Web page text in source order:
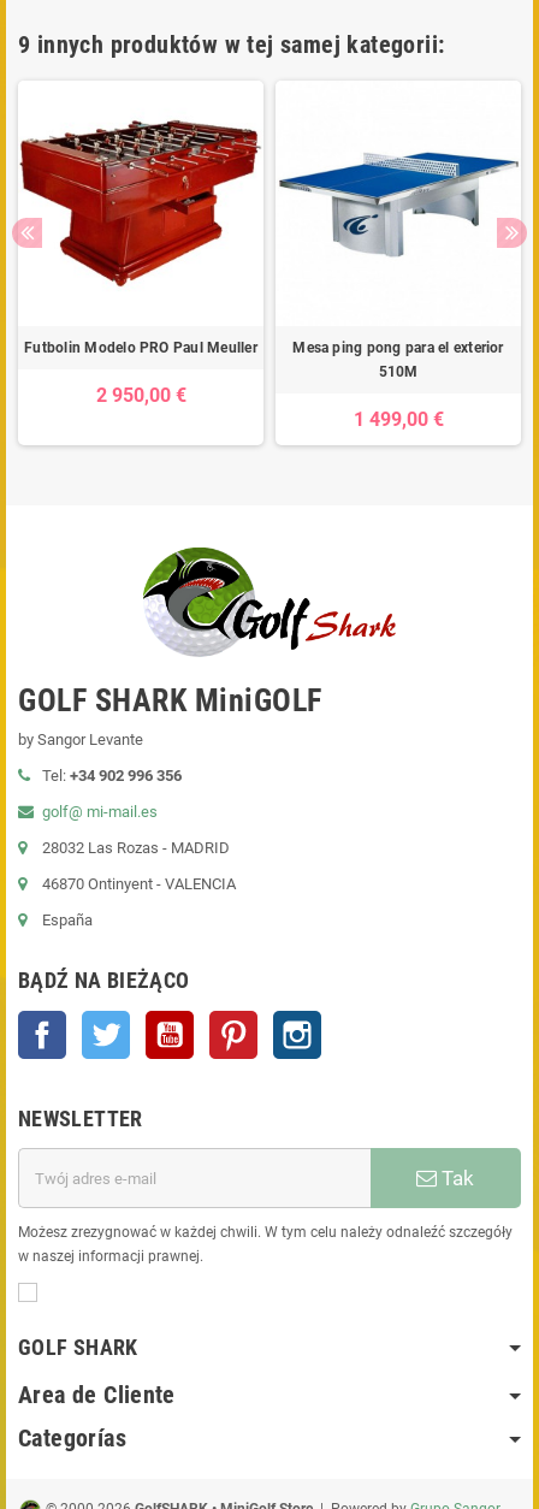
9 innych produktów w tej samej kategorii:
Futbolin Modelo PRO Paul Meuller
2 950,00 €
Mesa ping pong para el exterior
510M
1 499,00 €
GOLF SHARK MiniGOLF
by Sangor Levante
Tel: +34 902 996 356
golf@ mi-mail.es
28032 Las Rozas - MADRID
46870 Ontinyent - VALENCIA
España
BĄDŹ NA BIEŻĄCO
Facebook Twitter YouTube Pinterest
NEWSLETTER
Tak
Możesz zrezygnować w każdej chwili. W tym celu należy odnaleźć szczegóły
w naszej informacji prawnej.
GOLF SHARK
Area de Cliente
Categorías